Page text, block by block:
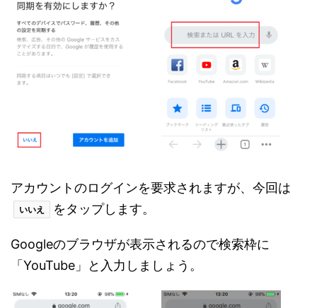
アカウントのログインを要求されますが、今回は
いいえ をタップします。
Googleのブラウザが表示されるので検索枠に
「YouTube」と入力しましょう。